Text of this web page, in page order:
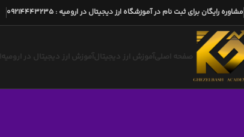
مشاوره رایگان برای ثبت نام در آموزشگاه ارز دیجیتال در ارومیه :
09214443235
صفحه اصلیآموزش ارز دیجیتالآموزش ارز دیجیتال در ارومیه